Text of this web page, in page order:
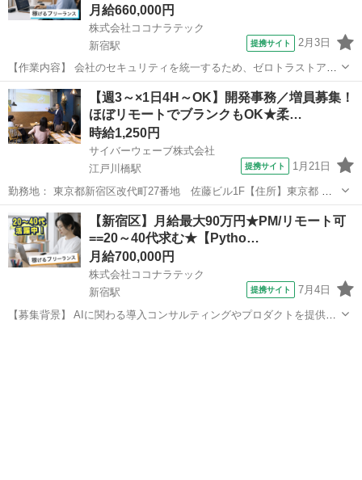
月給660,000円
株式会社ココナラテック
新宿駅
提携サイト 2月3日
【作業内容】 会社のセキュリティを統一するため、ゼロトラストアー
キテクチャを用いた次世代FAT端末の構築を行います。認証基盤の統
一や、SOC(Security Operation Center)の自動化や、MS製品のフィル
タ...
東京 新宿区 新宿駅 エンジニア
【週3～×1日4H～OK】開発事務／増員募集！
ほぼリモートでブランクもOK★柔…
時給1,250円
サイバーウェーブ株式会社
江戸川橋駅
提携サイト 1月21日
勤務地： 東京都新宿区改代町27番地 佐藤ビル1F【住所】東京都 新
宿区 改代町27番地 佐藤ビル1F 【アクセス1】地下鉄有楽町線 江戸川
橋駅 徒歩3分 【アクセス2】地下鉄東西線 神楽坂駅 徒歩8分 江戸川橋
駅 徒歩3...
東京 新宿区 江戸川橋駅 エンジニア
【新宿区】月給最大90万円★PM/リモート可
==20～40代求む★【Pytho…
月給700,000円
株式会社ココナラテック
新宿駅
提携サイト 7月4日
【募集背景】 AIに関わる導入コンサルティングやプロダクトを提供し